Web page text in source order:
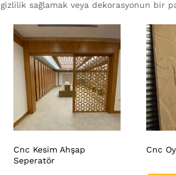
gizlilik sağlamak veya dekorasyonun bir
Cnc Kesim Ahşap
Seperatör
Cnc